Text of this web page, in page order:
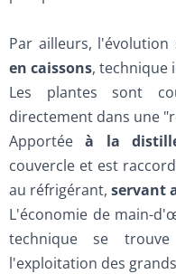
Par ailleurs,
en caissons, technique
Les plantes sont
directement dans une
Apportéeà la
couvercle et est
au réfrigérant, servant
L'économie de main-
technique se
l'exploitation des